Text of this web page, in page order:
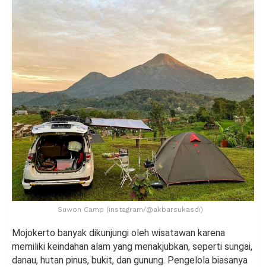
Suwon Camp (instagram/@akbarsukasdi)
Mojokerto banyak dikunjungi oleh wisatawan karena
memiliki keindahan alam yang menakjubkan, seperti sungai,
danau, hutan pinus, bukit, dan gunung. Pengelola biasanya